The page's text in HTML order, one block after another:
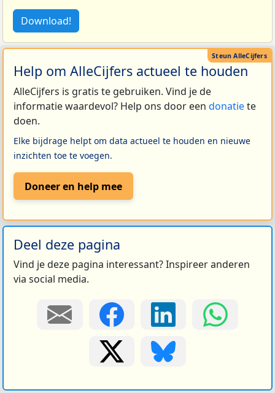
Download!
Help om AlleCijfers actueel te houden
AlleCijfers is gratis te gebruiken. Vind je de
informatie waardevol? Help ons door een donatiete
doen.
Elke bijdrage helpt om data actueel te houden en nieuwe
inzichten toe te voegen.
Doneer en help mee
Deel deze pagina
Vind je deze pagina interessant? Inspireer anderen
via social media.